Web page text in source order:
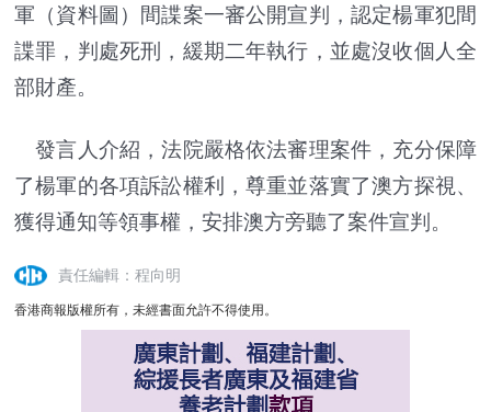
軍（資料圖）間諜案一審公開宣判，認定楊軍犯間
諜罪，判處死刑，緩期二年執行，並處沒收個人全
部財產。
發言人介紹，法院嚴格依法審理案件，充分保障
了楊軍的各項訴訟權利，尊重並落實了澳方探視、
獲得通知等領事權，安排澳方旁聽了案件宣判。
責任編輯：程向明
香港商報版權所有，未經書面允許不得使用。